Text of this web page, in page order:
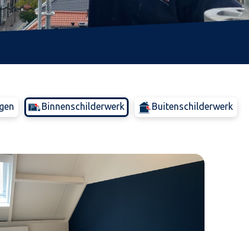
Binnenschilderwerk Buitenschilderwerk